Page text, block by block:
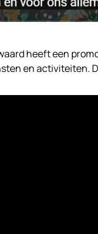
heeft een
en activiteiten.